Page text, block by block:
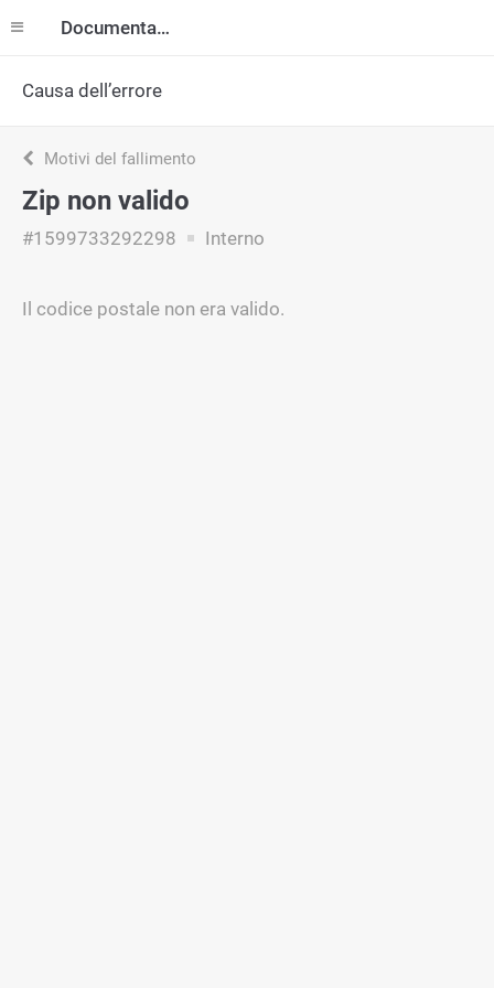
Documentazione
Causa dell’errore
Motivi del fallimento
Zip non valido
#1599733292298 Interno
Il codice postale non era valido.